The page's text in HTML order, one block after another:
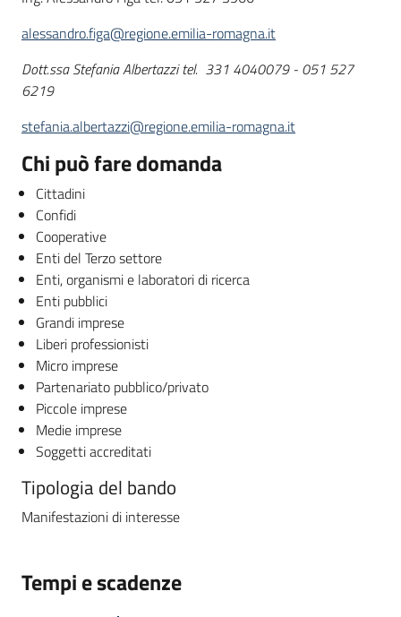
alessandro.figa@regione.emilia-romagna.it
Dott.ssa Stefania Albertazzi tel. 331 4040079 - 051 527
6219
stefania.albertazzi@regione.emilia-romagna.it
Chi può fare domanda
Cittadini
Confidi
Cooperative
Enti del Terzo settore
Enti, organismi e laboratori di ricerca
Enti pubblici
Grandi imprese
Liberi professionisti
Micro imprese
Partenariato pubblico/privato
Piccole imprese
Medie imprese
Soggetti accreditati
Tipologia del bando
Manifestazioni di interesse
Tempi e scadenze